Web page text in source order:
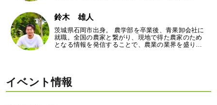
鈴木 雄人
茨城県石岡市出身。 農学部を卒業後、青果卸会社に
就職。全国の農家と繋がり、現地で得た農家のため
となる情報を発信することで、農業の業界を盛り…
イベント情報